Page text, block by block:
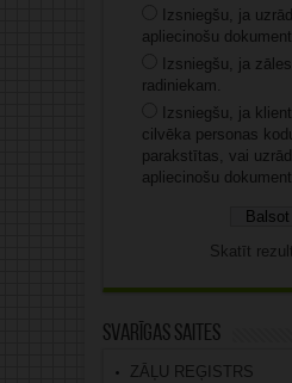
Izsniegšu, ja
apliecinošu
Izsniegšu, ja
radiniekam.
Izsniegšu, ja
cilvēka personas
parakstītas, vai
apliecinošu
Skatīt
Svarīgas saites
ZĀĻU REĢISTRS